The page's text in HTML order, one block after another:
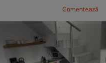
Comentează